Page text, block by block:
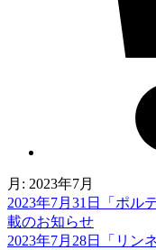
月: 2023年7月
2023年7月31日
「ポル
載のお知らせ
2023年7月28日
「リン